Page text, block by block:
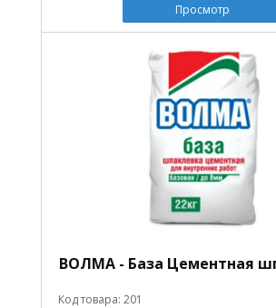
Просмотр
ВОЛМА - База Цементная
Код товара: 201